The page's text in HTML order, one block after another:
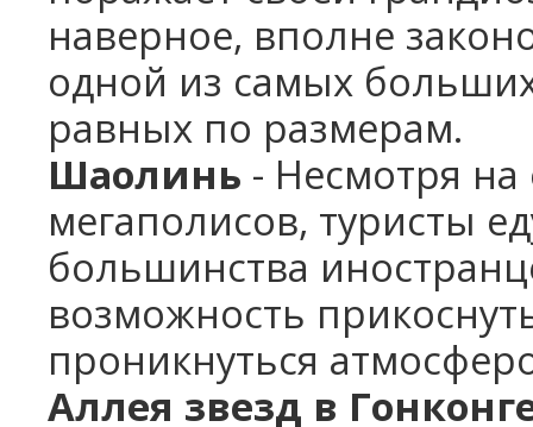
наверное, вполне
одной из самых
равных по размерам.
Шаолинь - Несмотря на
мегаполисов, туристы
большинства
возможность
проникнуться
Аллея звезд в